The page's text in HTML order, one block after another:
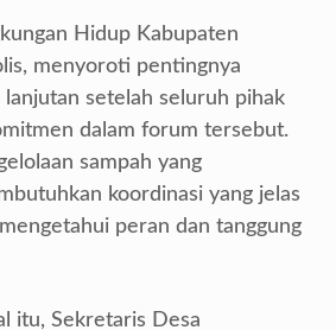
Hidup Kabupaten
menyoroti pentingnya
lanjutan setelah seluruh pihak
dalam forum tersebut.
sampah yang
koordinasi yang jelas
peran dan tanggung
itu, Sekretaris Desa